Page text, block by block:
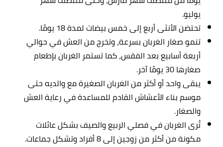
يوليو.
تحتضن الأنثى أربع إلى خمس بيضات لمدة 18 يومًا.
تنمو صغار الغربان بسرعة، وتخرج من العش في حوالي
أربعة أسابيع بعد الفقس، كما تستمر الغربان بإطعام
صغارها 30 يومًا آخر.
يبقى واحد أو أكثر من الغربان الصغيرة مع والديه حتى
موسم بناء الأعشاش القادم للمساعدة في رعاية العش
والصغار.
تُرى الغربان في فصلي الربيع والصيف بشكل عائلات
مكونة من أكثر من زوجين إلى 8 أفراد وتشكل جماعات.